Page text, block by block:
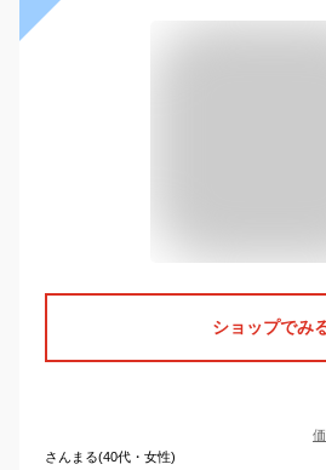
ショップでみ
さんまる(40代・女性)